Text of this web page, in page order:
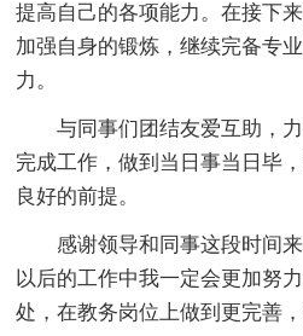
提高自己的各项能力。在接下
加强自身的锻炼，继续完备专
力。
与同事们团结友爱互助，
完成工作，做到当日事当日毕
良好的前提。
感谢领导和同事这段时间
以后的工作中我一定会更加努
处，在教务岗位上做到更完善